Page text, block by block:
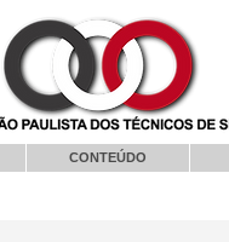
CONTEÚDO